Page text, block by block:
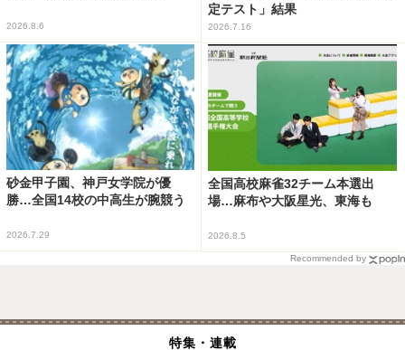
2026.8.6
定テスト」結果
2026.7.16
砂金甲子園、神戸女学院が優
勝…全国14校の中高生が腕競う
2026.7.29
全国高校麻雀32チーム本選出
場…麻布や大阪星光、東海も
2026.8.5
Recommended by
特集・連載